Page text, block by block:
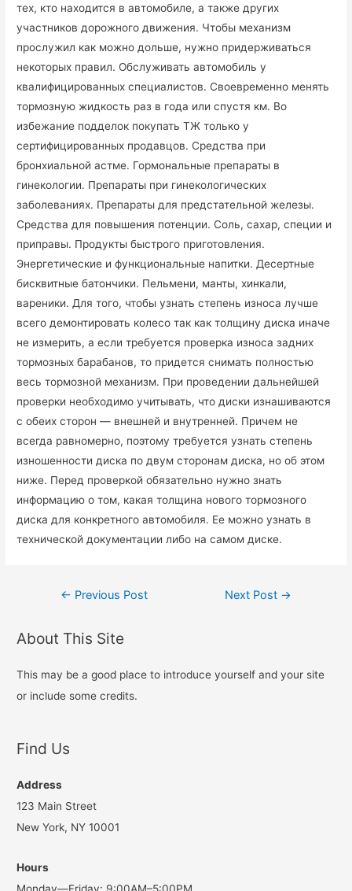
тех, кто находится в автомобиле, а также других
участников дорожного движения. Чтобы механизм
прослужил как можно дольше, нужно придерживаться
некоторых правил. Обслуживать автомобиль у
квалифицированных специалистов. Своевременно менять
тормозную жидкость раз в года или спустя км. Во
избежание подделок покупать ТЖ только у
сертифицированных продавцов. Средства при
бронхиальной астме. Гормональные препараты в
гинекологии. Препараты при гинекологических
заболеваниях. Препараты для предстательной железы.
Средства для повышения потенции. Соль, сахар, специи и
приправы. Продукты быстрого приготовления.
Энергетические и функциональные напитки. Десертные
бисквитные батончики. Пельмени, манты, хинкали,
вареники. Для того, чтобы узнать степень износа лучше
всего демонтировать колесо так как толщину диска иначе
не измерить, а если требуется проверка износа задних
тормозных барабанов, то придется снимать полностью
весь тормозной механизм. При проведении дальнейшей
проверки необходимо учитывать, что диски изнашиваются
с обеих сторон — внешней и внутренней. Причем не
всегда равномерно, поэтому требуется узнать степень
изношенности диска по двум сторонам диска, но об этом
ниже. Перед проверкой обязательно нужно знать
информацию о том, какая толщина нового тормозного
диска для конкретного автомобиля. Ее можно узнать в
технической документации либо на самом диске.
Post← Previous Post Next Post →
About This Site
This may be a good place to introduce yourself and your site
or include some credits.
Find Us
Address
123 Main Street
New York, NY 10001
Hours
Monday—Friday: 9:00AM–5:00PM